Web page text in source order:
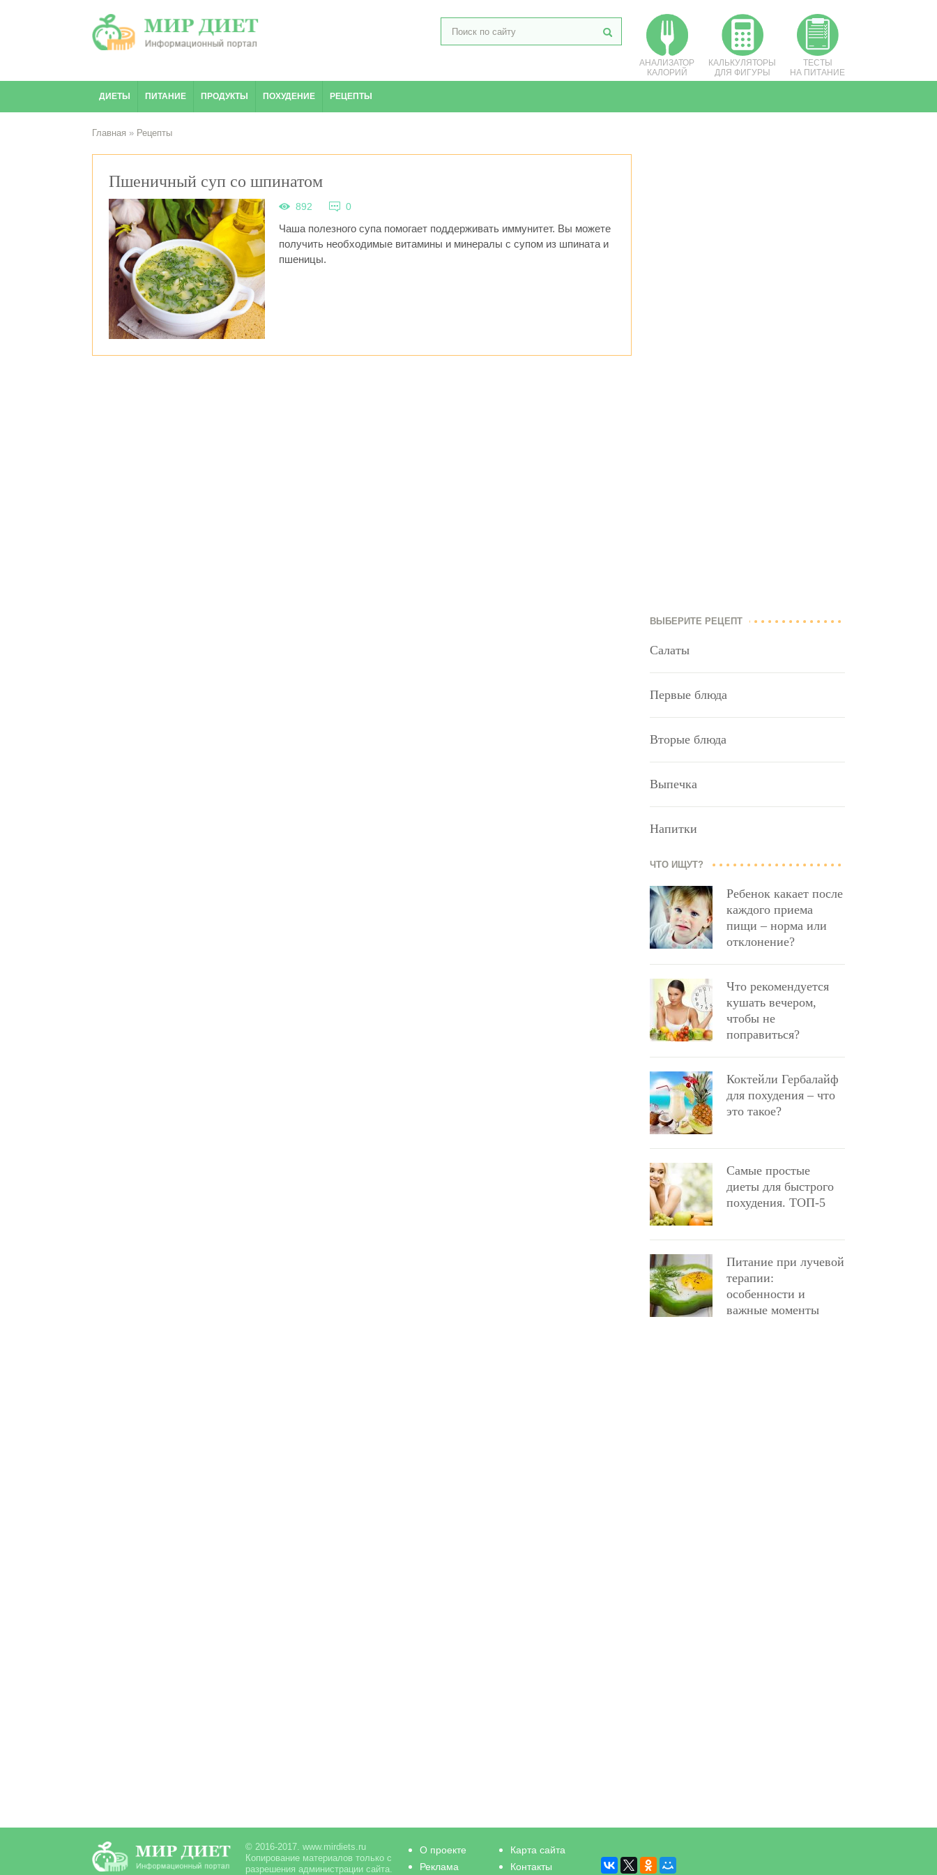
АНАЛИЗАТОР
КАЛОРИЙ
КАЛЬКУЛЯТОРЫ
ДЛЯ ФИГУРЫ
ТЕСТЫ
НА ПИТАНИЕ
ДИЕТЫ ПИТАНИЕ ПРОДУКТЫ ПОХУДЕНИЕ РЕЦЕПТЫ
Главная » Рецепты
Пшеничный суп со шпинатом
892 0
Чаша полезного супа помогает поддерживать иммунитет. Вы можете
получить необходимые витамины и минералы с супом из шпината и
пшеницы.
ВЫБЕРИТЕ РЕЦЕПТ
Салаты
Первые блюда
Вторые блюда
Выпечка
Напитки
ЧТО ИЩУТ?
Ребенок какает после
каждого приема
пищи – норма или
отклонение?
Что рекомендуется
кушать вечером,
чтобы не
поправиться?
Коктейли Гербалайф
для похудения – что
это такое?
Самые простые
диеты для быстрого
похудения. ТОП-5
Питание при лучевой
терапии:
особенности и
важные моменты
© 2016-2017. www.mirdiets.ru
Копирование материалов только с
разрешения администрации сайта.
О проекте
Карта сайта
Реклама
Контакты